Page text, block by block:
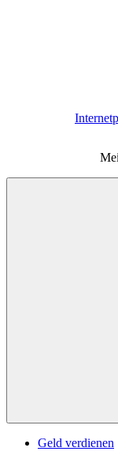
Geld verdienen